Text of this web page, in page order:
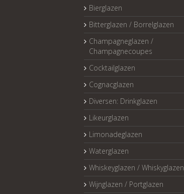
Bierglazen
Bitterglazen / Borrelglazen
Champagneglazen /
Champagnecoupes
Cocktailglazen
Cognacglazen
Diversen: Drinkglazen
Likeurglazen
Limonadeglazen
Waterglazen
Whiskeyglazen / Whiskyglazen
Wijnglazen / Portglazen